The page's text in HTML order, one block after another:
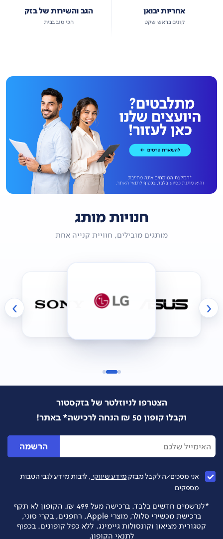
אחריות יבואן
קונים בראש שקט
הגב והשירות של בזק
הכי טוב בבית
חנויות מותג
מותגים מובילים, חוויית קנייה אחת
‹
›
הצטרפו לניוזלטר של בזקסטור
וקבלו קופון 50 ₪ הנחה לרכישה* באתר!
הרשמה
אני מסכים/ה לקבל מבזק מידע שיווקי , לרבות מידע לגבי הטבות
מספקים
*לנרשמים חדשים בלבד. ברכישה מעל 499 ₪. הקופון לא תקף
ברכישת מכשירי סלולר, מוצרי Apple, רחפנים, בקרי סוני,
קטגורית מציאון וקונסולות גיימינג. ללא כפל קופונים. בכפוף
לתנאי הקופון.